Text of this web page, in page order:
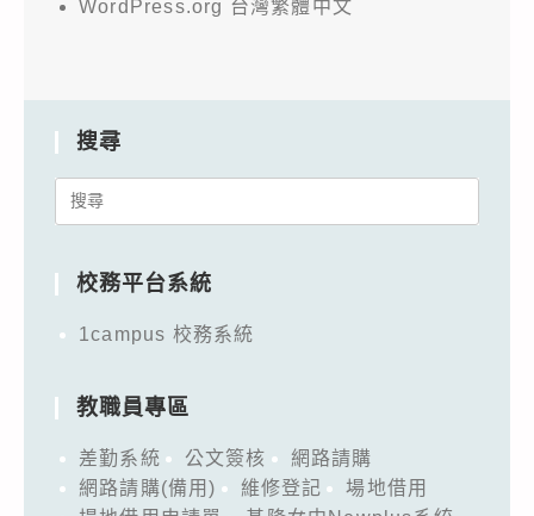
WordPress.org 台灣繁體中文
搜尋
Search
校務平台系統
1campus 校務系統
教職員專區
差勤系統 公文簽核
網路請購
網路請購(備用)
維修登記
場地借用